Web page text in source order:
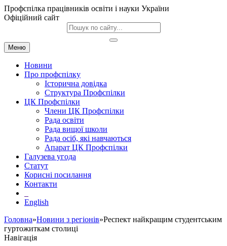
Профспілка працівників освіти і науки України
Офіційний сайт
Меню
Новини
Про профспілку
Історична довідка
Структура Профспілки
ЦК Профспілки
Члени ЦК Профспілки
Рада освіти
Рада вищої школи
Рада осіб, які навчаються
Апарат ЦК Профспілки
Галузева угода
Статут
Корисні посилання
Контакти
English
Головна»Новини з регіонів»Респект найкращим студентським
гуртожиткам столиці
Навігація